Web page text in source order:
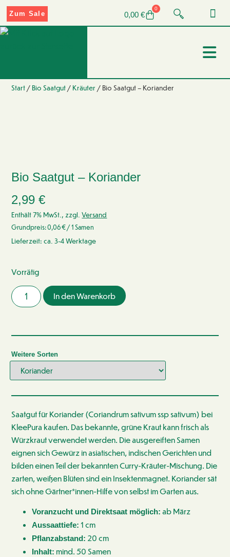
0,00 €
0
Zum Sale
Start / Bio Saatgut / Kräuter / Bio Saatgut – Koriander
Bio Saatgut – Koriander
2,99€
Enthält 7% MwSt., zzgl.Versand
Grundpreis:0,06€/ 1 Samen
Lieferzeit: ca. 3-4 Werktage
Vorrätig
In den Warenkorb
Weitere Sorten
Saatgut für Koriander (Coriandrum sativum ssp sativum) bei
KleePura kaufen. Das bekannte, grüne Kraut kann frisch als
Würzkraut verwendet werden. Die ausgereiften Samen
eignen sich Gewürz in asiatischen, indischen Gerichten und
bilden einen Teil der bekannten Curry-Kräuter-Mischung. Die
zarten, weißen Blüten sind ein Insektenmagnet. Koriander sät
sich ohne Gärtner*innen-Hilfe von selbst im Garten aus.
Voranzucht und Direktsaat möglich: ab März
Aussaattiefe: 1 cm
Pflanzabstand: 20 cm
Inhalt: mind. 50 Samen